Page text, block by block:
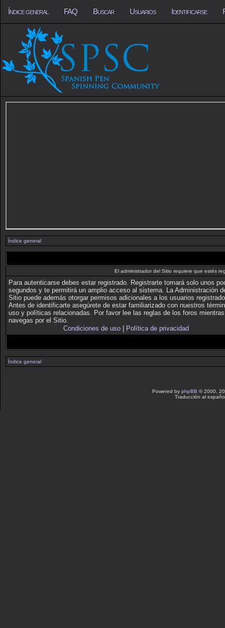
Índice general FAQ Buscar Usuarios Identificarse
Índice general
El administrador del Sitio requiere que estés
Para autenticarse debes estar registrado. Registrarte tomará solo unos
segundos y te permitirá un amplio acceso al sistema. La Administración
Sitio puede además otorgar permisos adicionales a los usuarios
Antes de identificarte asegúrete de estar familiarizado con nuestros
uso y políticas relacionadas. Por favor lee las reglas de los foros mientras
navegas por el Sitio.
Condiciones de uso| Política de privacidad
Índice general
Powered by phpBB © 2000,
Traducción al